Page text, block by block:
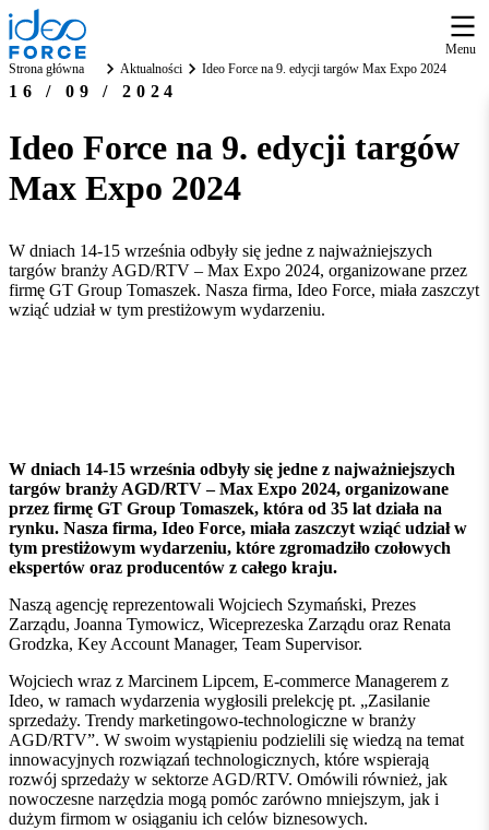
Menu
Strona główna
Aktualności Ideo Force na 9. edycji targów Max Expo 2024
16 / 09 / 2024
Ideo Force na 9. edycji targów
Max Expo 2024
W dniach 14-15 września odbyły się jedne z najważniejszych
targów branży AGD/RTV – Max Expo 2024, organizowane przez
firmę GT Group Tomaszek. Nasza firma, Ideo Force, miała zaszczyt
wziąć udział w tym prestiżowym wydarzeniu.
W dniach 14-15 września odbyły się jedne z najważniejszych
targów branży AGD/RTV – Max Expo 2024, organizowane
przez firmę GT Group Tomaszek, która od 35 lat działa na
rynku. Nasza firma, Ideo Force, miała zaszczyt wziąć udział w
tym prestiżowym wydarzeniu, które zgromadziło czołowych
ekspertów oraz producentów z całego kraju.
Naszą agencję reprezentowali Wojciech Szymański, Prezes
Zarządu, Joanna Tymowicz, Wiceprezeska Zarządu oraz Renata
Grodzka, Key Account Manager, Team Supervisor.
Wojciech wraz z Marcinem Lipcem, E-commerce Managerem z
Ideo, w ramach wydarzenia wygłosili prelekcję pt. „Zasilanie
sprzedaży. Trendy marketingowo-technologiczne w branży
AGD/RTV”. W swoim wystąpieniu podzielili się wiedzą na temat
innowacyjnych rozwiązań technologicznych, które wspierają
rozwój sprzedaży w sektorze AGD/RTV. Omówili również, jak
nowoczesne narzędzia mogą pomóc zarówno mniejszym, jak i
dużym firmom w osiąganiu ich celów biznesowych.